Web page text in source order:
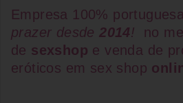
Empresa 100%
prazer desde2014!
no
de sexshop e venda de
eróticos em sex shop